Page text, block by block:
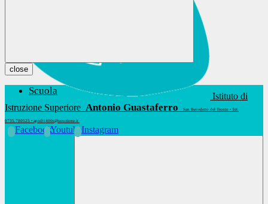
Istituto di
Istruzione Superiore Antonio Guastaferro San Benedetto del Tronto • Tel.
0735.780525 • apis01400t@istruzione.it
FacebookYoutubeInstagram
close
Scuola